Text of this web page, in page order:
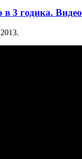
3 годика. Видео
.